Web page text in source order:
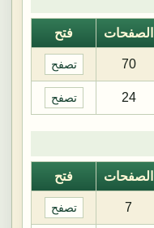
الصفحات فتح
70 تصفح
24 تصفح
الصفحات فتح
7 تصفح